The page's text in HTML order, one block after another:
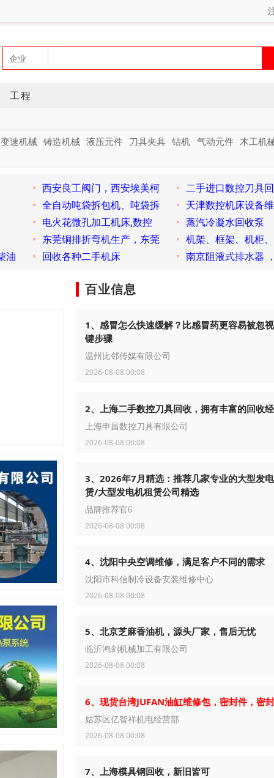
工程
变速机械 铸造机械 液压元件 刀具夹具 钻机 气动元件 木工机
西安良工阀门，西安埃美柯
二手进口数控刀具
全自动吨袋拆包机、吨袋拆
天津数控机床设备
电火花微孔加工机床,数控
蒸汽冷凝水回收泵
东莞铜排折弯机生产，东莞
机架、框架、机柜
油
回收各种二手机床 南京阻液式排水器
百业信息
1、感冒怎么快速缓解？比感冒药更容易被忽
键步骤
温州比邻传媒有限公司
2026-08-08 00:08
2、上海二手数控刀具回收，拥有丰富的回收
上海申昌数控刀具有限公司
2026-08-08 00:08
3、2026年7月精选：推荐几家专业的大型发
赁/大型发电机租赁公司精选
品牌推荐官6
2026-08-08 00:08
4、沈阳中央空调维修，满足客户不同的需求
沈阳市科信制冷设备安装维修中心
2026-08-08 00:08
5、北京芝麻香油机，源头厂家，售后无忧
临沂鸿剑机械加工有限公司
2026-08-08 00:08
6、现货台湾JUFAN油缸维修包，密封件，密
姑苏区亿智祥机电经营部
2026-08-08 00:08
7、上海模具钢回收，新旧皆可